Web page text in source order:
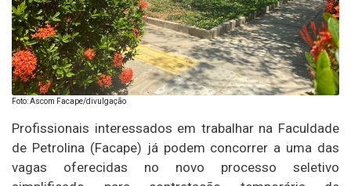
Foto: Ascom Facape/divulgação
Profissionais interessados em trabalhar na Faculdade
de Petrolina (Facape) já podem concorrer a uma das
vagas oferecidas no novo processo seletivo